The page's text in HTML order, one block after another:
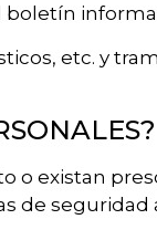
boletín
etc. y
o existan
de seguridad